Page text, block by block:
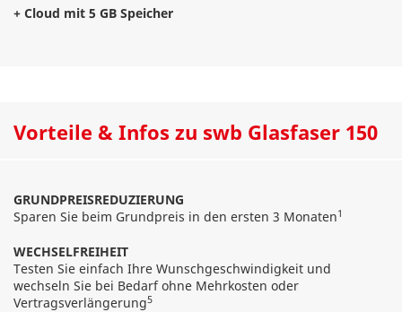
+ Cloud mit 5 GB Speicher
Vorteile & Infos zu swb Glasfaser 150
GRUNDPREISREDUZIERUNG
Sparen Sie beim Grundpreis in den ersten 3 Monaten1
WECHSELFREIHEIT
Testen Sie einfach Ihre Wunschgeschwindigkeit und
wechseln Sie bei Bedarf ohne Mehrkosten oder
Vertragsverlängerung5